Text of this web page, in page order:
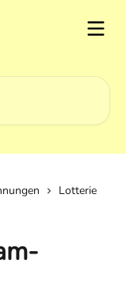
Lotterie